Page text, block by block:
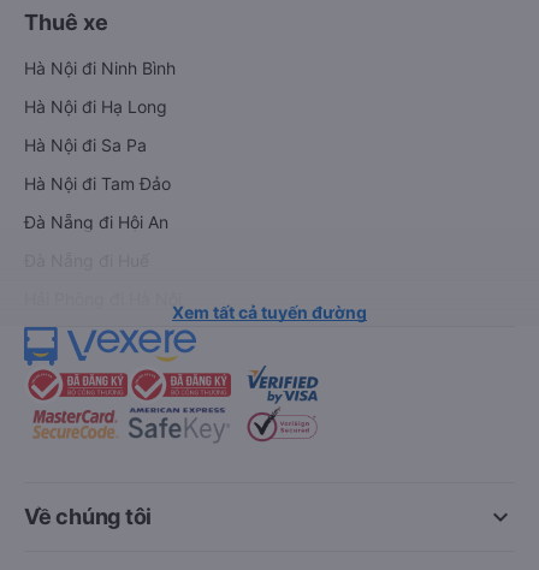
Thuê xe
Hà Nội đi Ninh Bình
Hà Nội đi Hạ Long
Hà Nội đi Sa Pa
Hà Nội đi Tam Đảo
Đà Nẵng đi Hội An
Xem tất cả tuyến đường
keyboard_arrow_down
Về chúng tôi